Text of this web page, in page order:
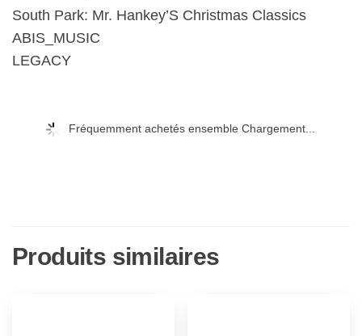
South Park: Mr. Hankey’S Christmas Classics
ABIS_MUSIC
LEGACY
Fréquemment achetés ensemble Chargement...
Produits similaires